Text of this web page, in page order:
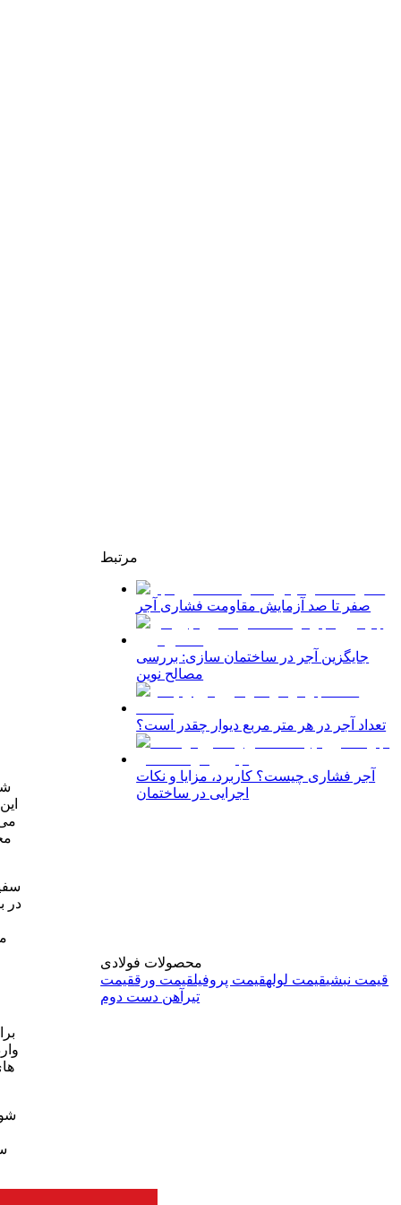
در
مرتبط
صفر تا صد آزمایش مقاومت فشاری آجر
جایگزین آجر در ساختمان سازی: بررسی
مصالح نوین
تعداد آجر در هر متر مربع دیوار چقدر است؟
آجر فشاری چیست؟ کاربرد، مزایا و نکات
اجرایی در ساختمان
محصولات فولادی
قیمت نبشیقیمت لولهقیمت پروفیلقیمت ورققیمت
تیرآهن دست دوم